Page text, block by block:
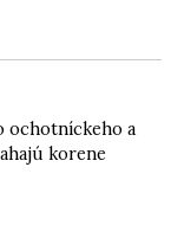
ochotníckeho a
korene